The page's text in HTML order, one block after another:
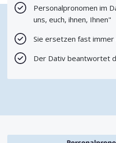
Personalpronomen im
uns, euch, ihnen, Ihnen"
Sie ersetzen fast immer
Der Dativ beantwortet